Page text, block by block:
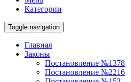
Категории
Toggle navigation
Главная
Законы
Постановление №1378
Постановление №2216